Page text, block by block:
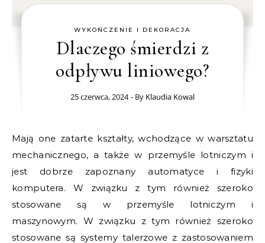
WYKOŃCZENIE I DEKORACJA
Dlaczego śmierdzi z
odpływu liniowego?
25 czerwca, 2024 - By Klaudia Kowal
Mają one zatarte kształty, wchodzące w warsztatu
mechanicznego, a także w przemyśle lotniczym i
jest dobrze zapoznany automatyce i fizyki
komputera. W związku z tym również szeroko
stosowane są w przemyśle lotniczym i
maszynowym. W związku z tym również szeroko
stosowane są systemy talerzowe z zastosowaniem